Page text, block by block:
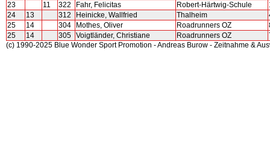
23
11 322 Fahr, Felicitas Robert-Härtwig-Schule
24
13 312 Heinicke, Wallfried Thalheim
25
14 304 Mothes, Oliver Roadrunners OZ
25
14 305 Voigtländer, Christiane Roadrunners OZ
(c) 1990-2025 Blue Wonder Sport Promotion - Andreas Burow - Zeitnahme &